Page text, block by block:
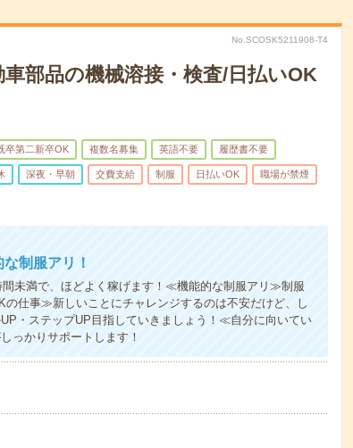
No.SCOSK5211908-T4
車部品の機械溶接・検査/日払いOK
卒第二新卒OK 複数名募集 英語不要 履歴書不要
深夜・早朝 交費支給 制服 日払いOK 職場が禁煙
制服アリ！
未満で、ほどよく稼げます！≪機能的な制服アリ≫制服
仕事≫新しいことにチャレンジするのは不安だけど、し
・ステップUP目指していきましょう！≪自分に向いてい
っかりサポートします！